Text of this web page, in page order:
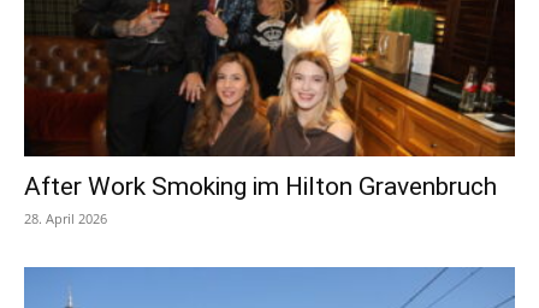
After Work Smoking im Hilton Gravenbruch
28. April 2026